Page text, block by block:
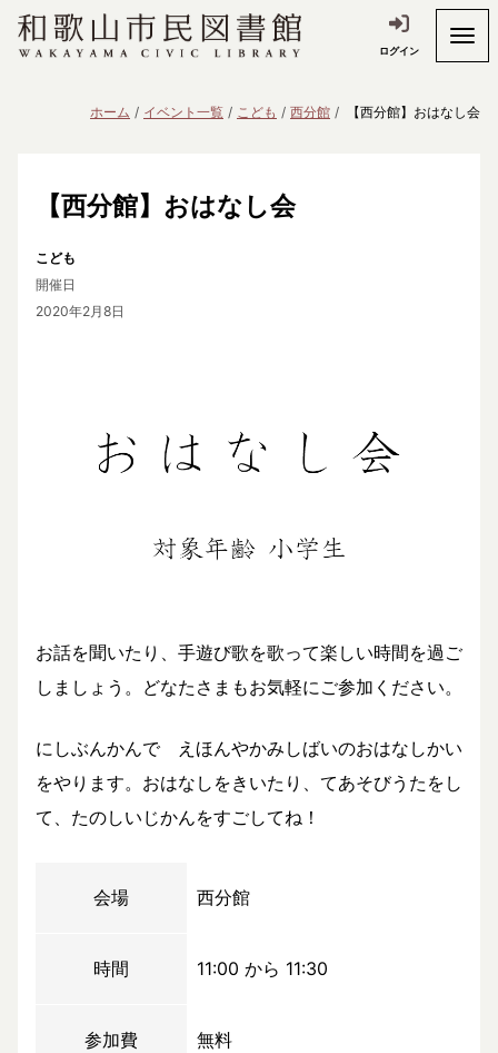
ログイン
ホーム イベント一覧 こども 西分館 【西分館】おはなし会
【西分館】おはなし会
こども
開催日
2020年2月8日
お話を聞いたり、手遊び歌を歌って楽しい時間を過ご
しましょう。どなたさまもお気軽にご参加ください。
にしぶんかんで えほんやかみしばいのおはなしかい
をやります。おはなしをきいたり、てあそびうたをし
て、たのしいじかんをすごしてね！
会場 西分館
時間 11:00 から 11:30
参加費 無料